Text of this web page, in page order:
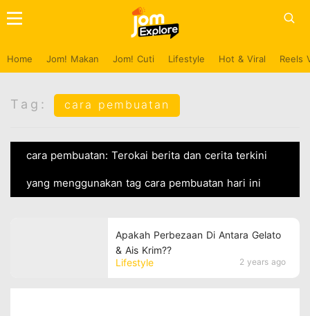
Home Jom! Makan Jom! Cuti Lifestyle Hot & Viral Reels
Tag: cara pembuatan
cara pembuatan: Terokai berita dan cerita terkini
yang menggunakan tag cara pembuatan hari ini
Lifestyle 2 years ago
Apakah Perbezaan Di Antara Gelato
& Ais Krim??